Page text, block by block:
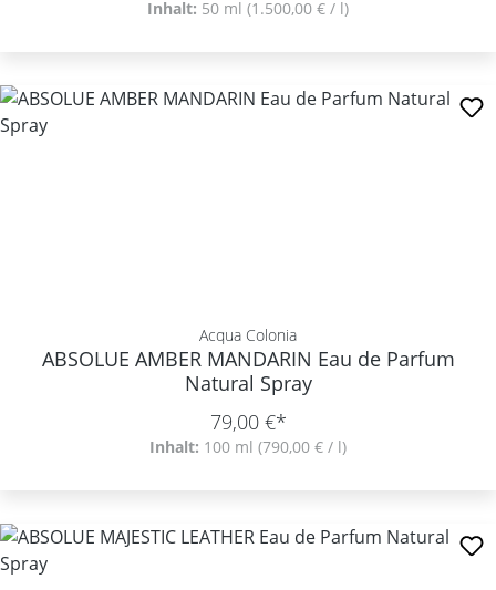
Inhalt: 50 ml (1.500,00 € / l)
Acqua Colonia
ABSOLUE AMBER MANDARIN Eau de Parfum
Natural Spray
79,00 €*
Inhalt: 100 ml (790,00 € / l)